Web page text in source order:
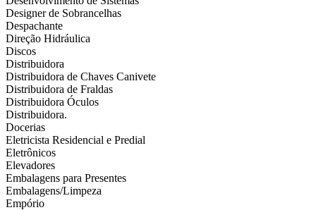
Designer de Sobrancelhas
Despachante
Direção Hidráulica
Discos
Distribuidora
Distribuidora de Chaves Canivete
Distribuidora de Fraldas
Distribuidora Óculos
Distribuidora.
Docerias
Eletricista Residencial e Predial
Eletrônicos
Elevadores
Embalagens para Presentes
Embalagens/Limpeza
Empório